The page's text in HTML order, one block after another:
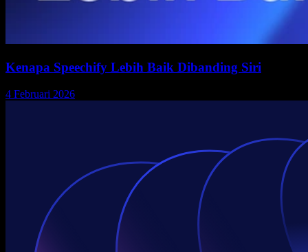
Kenapa Speechify Lebih Baik Dibanding Siri
4 Februari 2026